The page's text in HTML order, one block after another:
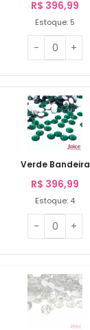
R$ 396,99
Estoque: 5
Verde Bandeira
R$ 396,99
Estoque: 4